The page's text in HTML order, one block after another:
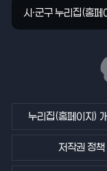
시·군구 누리집(홈페
누리집(홈페이지)
저작권 정책